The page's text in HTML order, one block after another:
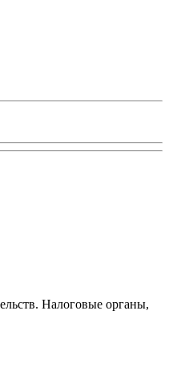
Налоговые органы,